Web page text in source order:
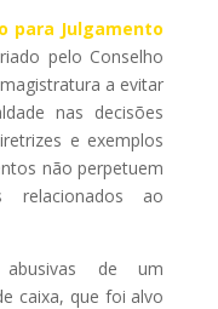
para Julgamento
pelo Conselho
a evitar
nas decisões
e exemplos
não perpetuem
relacionados ao
de um
caixa, que foi alvo